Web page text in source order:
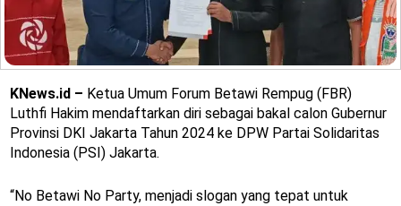
KNews.id – Ketua Umum Forum Betawi Rempug (FBR)
Luthfi Hakim mendaftarkan diri sebagai bakal calon Gubernur
Provinsi DKI Jakarta Tahun 2024 ke DPW Partai Solidaritas
Indonesia (PSI) Jakarta.
“No Betawi No Party, menjadi slogan yang tepat untuk